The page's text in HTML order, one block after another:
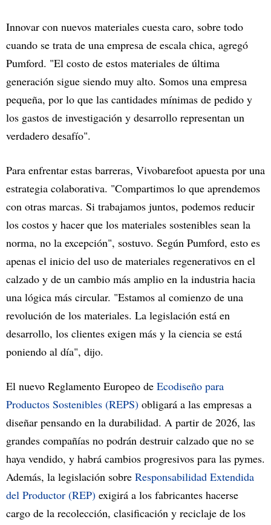
Innovar con nuevos materiales cuesta caro, sobre todo
cuando se trata de una empresa de escala chica, agregó
Pumford. "El costo de estos materiales de última
generación sigue siendo muy alto. Somos una empresa
pequeña, por lo que las cantidades mínimas de pedido y
los gastos de investigación y desarrollo representan un
verdadero desafío".
Para enfrentar estas barreras, Vivobarefoot apuesta por una
estrategia colaborativa. "Compartimos lo que aprendemos
con otras marcas. Si trabajamos juntos, podemos reducir
los costos y hacer que los materiales sostenibles sean la
norma, no la excepción", sostuvo. Según Pumford, esto es
apenas el inicio del uso de materiales regenerativos en el
calzado y de un cambio más amplio en la industria hacia
una lógica más circular. "Estamos al comienzo de una
revolución de los materiales. La legislación está en
desarrollo, los clientes exigen más y la ciencia se está
poniendo al día", dijo.
El nuevo Reglamento Europeo de Ecodiseño para
Productos Sostenibles (REPS) obligará a las empresas a
diseñar pensando en la durabilidad. A partir de 2026, las
grandes compañías no podrán destruir calzado que no se
haya vendido, y habrá cambios progresivos para las pymes.
Además, la legislación sobre Responsabilidad Extendida
del Productor (REP) exigirá a los fabricantes hacerse
cargo de la recolección, clasificación y reciclaje de los